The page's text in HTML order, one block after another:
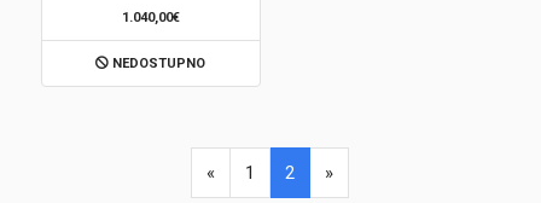
1.040,00€
NEDOSTUPNO
« 1 2 »